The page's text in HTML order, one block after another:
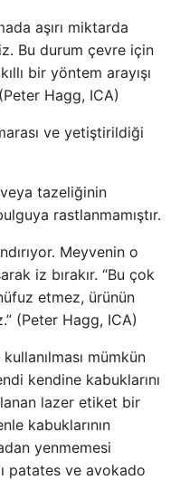
aşırı miktarda
Bu durum çevre için
bir yöntem arayışı
Hagg, ICA)
ve yetiştirildiği
tazeliğinin
rastlanmamıştır.
Meyvenin o
iz bırakır. “Bu çok
etmez, ürünün
(Peter Hagg, ICA)
mümkün
kendine kabuklarını
lazer etiket bir
kabuklarının
yenmemesi
patates ve avokado